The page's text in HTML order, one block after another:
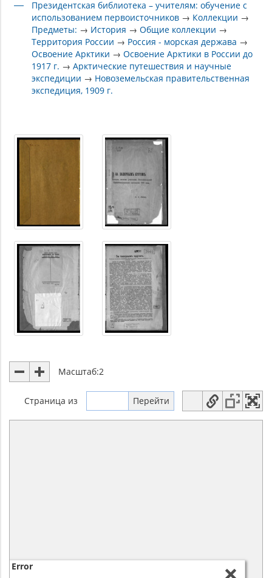
Президентская библиотека – учителям: обучение с
использованием первоисточников → Коллекции →
Предметы: → История →Общие коллекции →
Территория России → Россия - морская держава →
Освоение Арктики →Освоение Арктики в России до
1917 г. →Арктические путешествия и научные
экспедиции → Новоземельская правительственная
экспедиция, 1909 г.
Масштаб:2
Страница из
Error